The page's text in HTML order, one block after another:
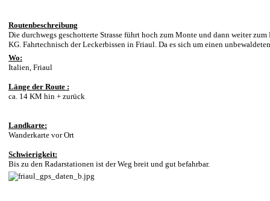
Routenbeschreibung
Die durchwegs geschotterte Strasse führt hoch zum Monte und dann weiter
KG. Fahrtechnisch der Leckerbissen in Friaul. Da es sich um einen
Wo:
Italien, Friaul
Länge der Route :
ca. 14 KM hin + zurück
Landkarte:
Wanderkarte vor Ort
Schwierigkeit:
Bis zu den Radarstationen ist der Weg breit und gut befahrbar.